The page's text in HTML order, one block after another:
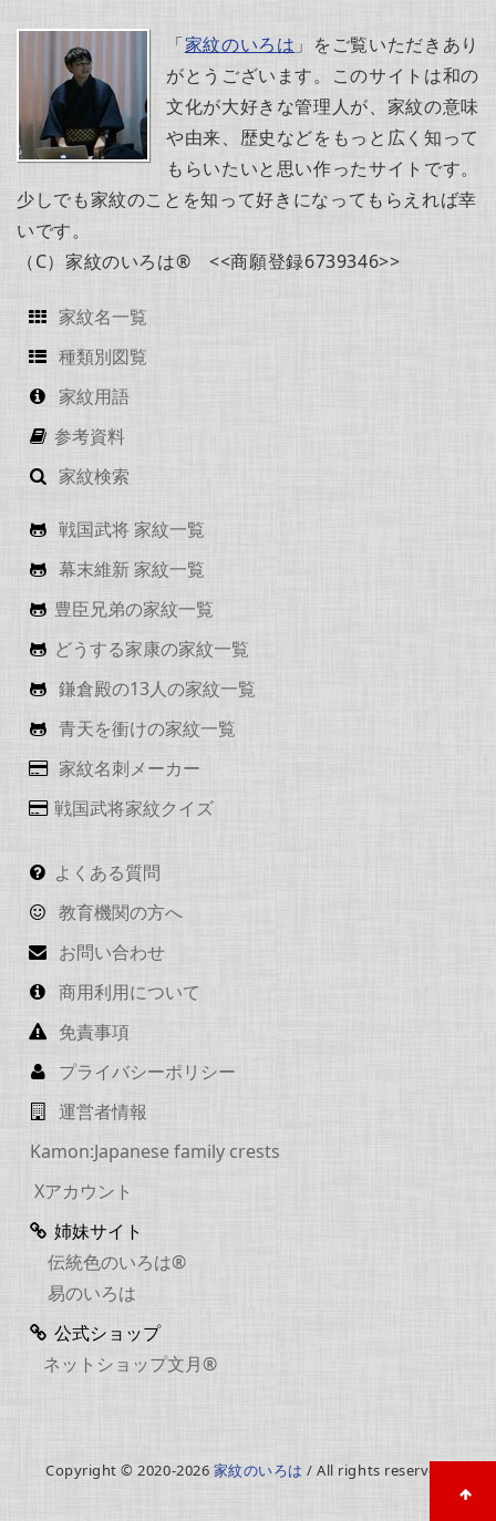
「家紋のいろは」をご覧いただきあり
がとうございます。このサイトは和の
文化が大好きな管理人が、家紋の意味
や由来、歴史などをもっと広く知って
もらいたいと思い作ったサイトです。
少しでも家紋のことを知って好きになってもらえれば幸
いです。
（C）家紋のいろは® <<商願登録6739346>>
家紋名一覧
種類別図覧
家紋用語
参考資料
家紋検索
戦国武将 家紋一覧
幕末維新 家紋一覧
豊臣兄弟の家紋一覧
どうする家康の家紋一覧
鎌倉殿の13人の家紋一覧
青天を衝けの家紋一覧
家紋名刺メーカー
戦国武将家紋クイズ
よくある質問
教育機関の方へ
お問い合わせ
商用利用について
免責事項
プライバシーポリシー
運営者情報
Kamon:Japanese family crests
Xアカウント
姉妹サイト
伝統色のいろは®
易のいろは
公式ショップ
ネットショップ文月®
Copyright © 2020-2026 家紋のいろは / All rights reserved.